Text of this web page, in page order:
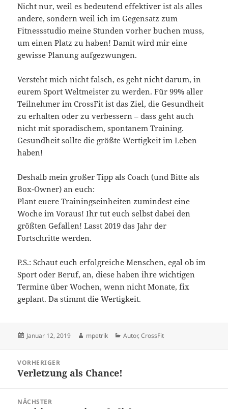
Nicht nur, weil es bedeutend effektiver ist als alles
andere, sondern weil ich im Gegensatz zum
Fitnessstudio meine Stunden vorher buchen muss,
um einen Platz zu haben! Damit wird mir eine
gewisse Planung aufgezwungen.
Versteht mich nicht falsch, es geht nicht darum, in
eurem Sport Weltmeister zu werden. Für 99% aller
Teilnehmer im CrossFit ist das Ziel, die Gesundheit
zu erhalten oder zu verbessern – dass geht auch
nicht mit sporadischem, spontanem Training.
Gesundheit sollte die größte Wertigkeit im Leben
haben!
Deshalb mein großer Tipp als Coach (und Bitte als
Box-Owner) an euch:
Plant euere Trainingseinheiten zumindest eine
Woche im Voraus! Ihr tut euch selbst dabei den
größten Gefallen! Lasst 2019 das Jahr der
Fortschritte werden.
P.S.: Schaut euch erfolgreiche Menschen, egal ob im
Sport oder Beruf, an, diese haben ihre wichtigen
Termine über Wochen, wenn nicht Monate, fix
geplant. Da stimmt die Wertigkeit.
Veröffentlicht
Januar 12, 2019 Autor
mpetrik Kategorien
Autor,CrossFit
VORHERIGER
Vorheriger
Verletzung als Chance!
NÄCHSTER